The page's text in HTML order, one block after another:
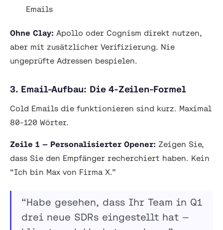
Emails
Ohne Clay: Apollo oder Cognism direkt nutzen,
aber mit zusätzlicher Verifizierung. Nie
ungeprüfte Adressen bespielen.
3. Email-Aufbau: Die 4-Zeilen-Formel
Cold Emails die funktionieren sind kurz. Maximal
80-120 Wörter.
Zeile 1 — Personalisierter Opener: Zeigen Sie,
dass Sie den Empfänger recherchiert haben. Kein
“Ich bin Max von Firma X.”
“Habe gesehen, dass Ihr Team in Q1
drei neue SDRs eingestellt hat —